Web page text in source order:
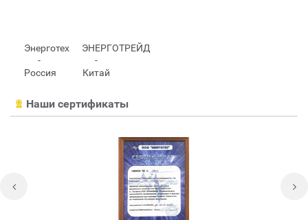
Энерготех
-
Россия
ЭНЕРГОТРЕЙД
-
Китай
Наши сертификаты